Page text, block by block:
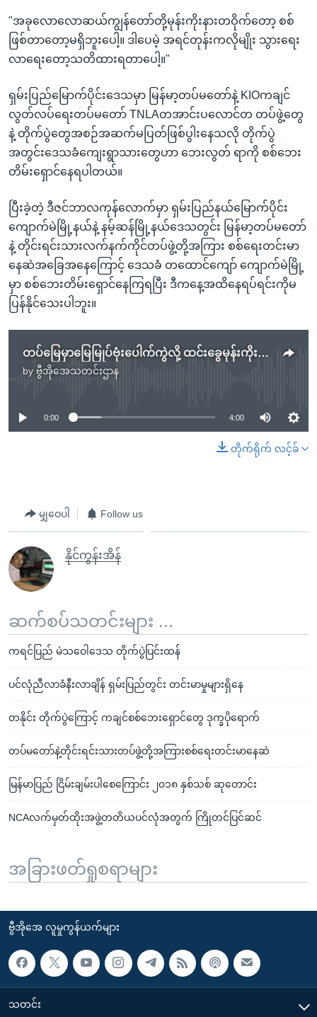
"အခုလောလောဆယ်ကျွန်တော်တို့မုန်းကိုးနားတဝိုက်တော့ စစ်
ဖြစ်တာတော့မရှိဘူးပေါ့။ ဒါပေမဲ့ အရင်တုန်းကလိုမျိုး သွားရေး
လာရေးတော့သတိထားရတာပေါ့။"
ရှမ်းပြည်မြောက်ပိုင်းဒေသမှာ မြန်မာ့တပ်မတော်နဲ့ KIOကချင်
လွတ်လပ်ရေးတပ်မတော် TNLAတအာင်းပလောင်တ တပ်ဖွဲ့တွေ
နဲ့ တိုက်ပွဲတွေအစဉ်အဆက်မပြတ်ဖြစ်ပွါးနေသလို တိုက်ပွဲ
အတွင်းဒေသခံကျေးရွာသားတွေဟာ ဘေးလွတ် ရာကို စစ်ဘေး
တိမ်းရှောင်နေရပါတယ်။
ပြီးခဲ့တဲ့ ဒီဇင်ဘာလကုန်လောက်မှာ ရှမ်းပြည်နယ်မြောက်ပိုင်း
ကျောက်မဲမြို့နယ်နဲ့ နမ့်ဆန်မြို့နယ်ဒေသတွင်း မြန်မာ့တပ်မတော်
နဲ့ တိုင်းရင်းသားလက်နက်ကိုင်တပ်ဖွဲ့တို့အကြား စစ်ရေးတင်းမာ
နေဆဲအခြေအနေကြောင့် ဒေသခံ တထောင်ကျော် ကျောက်မဲမြို့
မှာ စစ်ဘေးတိမ်းရှောင်နေကြရပြီး ဒီကနေ့အထိနေရပ်ရင်းကိုမ
ပြန်နိုင်သေးပါဘူး။
တပ်မြေမှာမြေမြုပ်ဗုံးပေါက်ကွဲလို့ ထင်းခွေမုန်းကိုးဒေသခံ (၅) ဦး ထိခိုက်ဒဏ်ရာရ
by ဗွီအိုအေသတင်းဌာန
No media source currently available
0:00 4:00
တိုက်ရိုက် လင့်ခ်
မျှဝေပါ Follow us
နိုင်ကွန်းအိန်
ဆက်စပ်သတင်းများ ...
ကရင်ပြည် မဲသဝေါဒေသ တိုက်ပွဲပြင်းထန်
ပင်လုံညီလာခံနီးလာချိန် ရှမ်းပြည်တွင်း တင်းမာမှုများရှိနေ
တနိုင်း တိုက်ပွဲကြောင့် ကချင်စစ်ဘေးရှောင်တွေ ဒုက္ခပိုရောက်
တပ်မတော်နဲ့တိုင်းရင်းသားတပ်ဖွဲ့တို့အကြားစစ်ရေးတင်းမာနေဆဲ
မြန်မာပြည် ငြိမ်းချမ်းပါစေကြောင်း ၂၀၁၈ နှစ်သစ် ဆုတောင်း
NCAလက်မှတ်ထိုးအဖွဲ့တတိယပင်လုံအတွက် ကြိုတင်ပြင်ဆင်
အခြားဖတ်ရှုစရာများ
ဗွီအိုအေ လူမှုကွန်ယက်များ
သတင်း